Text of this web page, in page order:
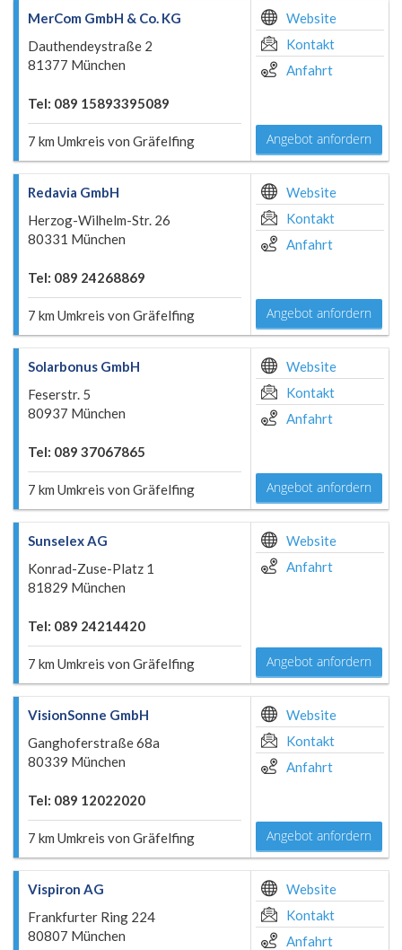
MerCom GmbH & Co. KG
Dauthendeystraße 2
81377 München
Tel: 089 15893395089
7 km Umkreis von Gräfelfing
Website
Kontakt
Anfahrt
Angebot anfordern
Redavia GmbH
Herzog-Wilhelm-Str. 26
80331 München
Tel: 089 24268869
7 km Umkreis von Gräfelfing
Website
Kontakt
Anfahrt
Angebot anfordern
Solarbonus GmbH
Feserstr. 5
80937 München
Tel: 089 37067865
7 km Umkreis von Gräfelfing
Website
Kontakt
Anfahrt
Angebot anfordern
Sunselex AG
Konrad-Zuse-Platz 1
81829 München
Tel: 089 24214420
7 km Umkreis von Gräfelfing
Website
Anfahrt
Angebot anfordern
VisionSonne GmbH
Ganghoferstraße 68a
80339 München
Tel: 089 12022020
7 km Umkreis von Gräfelfing
Website
Kontakt
Anfahrt
Angebot anfordern
Vispiron AG
Frankfurter Ring 224
80807 München
Website
Kontakt
Anfahrt